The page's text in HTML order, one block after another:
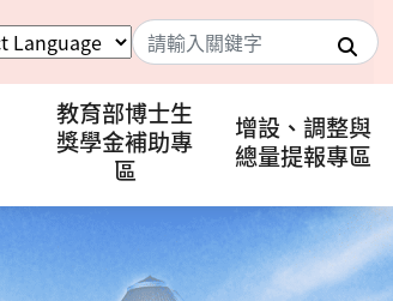
搜尋
教育部博士生
獎學金補助專
區
增設、調整與
總量提報專區